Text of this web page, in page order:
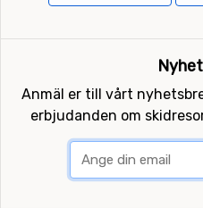
Anmäl er till vårt
erbjudanden om